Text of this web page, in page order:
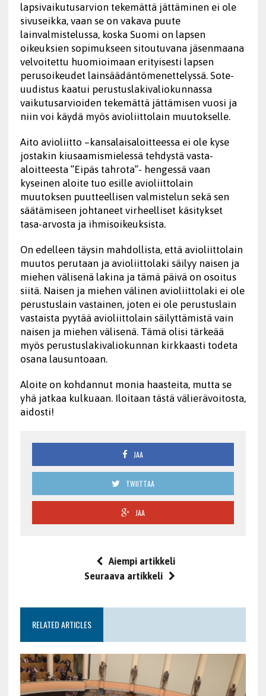
lapsivaikutusarvion tekemättä jättäminen ei ole
sivuseikka, vaan se on vakava puute
lainvalmistelussa, koska Suomi on lapsen
oikeuksien sopimukseen sitoutuvana jäsenmaana
velvoitettu huomioimaan erityisesti lapsen
perusoikeudet lainsäädäntömenettelyssä. Sote-
uudistus kaatui perustuslakivaliokunnassa
vaikutusarvioiden tekemättä jättämisen vuosi ja
niin voi käydä myös avioliittolain muutokselle.
Aito avioliitto –kansalaisaloitteessa ei ole kyse
jostakin kiusaamismielessä tehdystä vasta-
aloitteesta ”Eipäs tahrota”- hengessä vaan
kyseinen aloite tuo esille avioliittolain
muutoksen puutteellisen valmistelun sekä sen
säätämiseen johtaneet virheelliset käsitykset
tasa-arvosta ja ihmisoikeuksista.
On edelleen täysin mahdollista, että avioliittolain
muutos perutaan ja avioliittolaki säilyy naisen ja
miehen välisenä lakina ja tämä päivä on osoitus
siitä. Naisen ja miehen välinen avioliittolaki ei ole
perustuslain vastainen, joten ei ole perustuslain
vastaista pyytää avioliittolain säilyttämistä vain
naisen ja miehen välisenä. Tämä olisi tärkeää
myös perustuslakivaliokunnan kirkkaasti todeta
osana lausuntoaan.
Aloite on kohdannut monia haasteita, mutta se
yhä jatkaa kulkuaan. Iloitaan tästä välierävoitosta,
aidosti!
JAA
TWIITTAA
JAA
Aiempi artikkeli
Seuraava artikkeli
RELATED ARTICLES